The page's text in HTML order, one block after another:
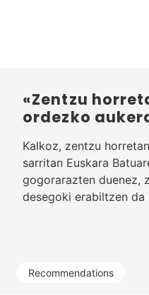
Recommendations
«Zentzu
ordezko
Kalkoz, zentzu
sarritan Euskara
gogorarazten duenez,
desegoki erabiltzen